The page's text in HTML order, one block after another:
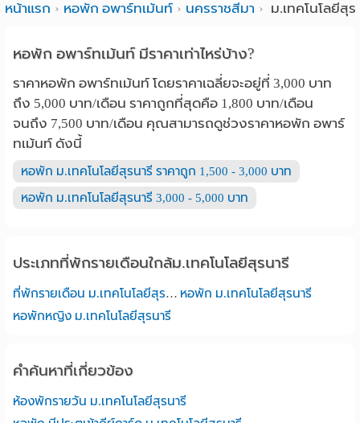
หน้าแรก หอพัก อพาร์ทเม้นท์ นครราชสีมา ม.เทคโนโลยีสุร
หอพัก อพาร์ทเม้นท์ มีราคาเท่าไหร่บ้าง?
ราคาหอพัก อพาร์ทเม้นท์ โดยราคาเฉลี่ยจะอยู่ที่ 3,000 บาท
ถึง 5,000 บาท/เดือน ราคาถูกที่สุดคือ 1,800 บาท/เดือน
จนถึง 7,500 บาท/เดือน คุณสามารถดูช่วงราคาหอพัก อพาร์
ทเม้นท์ ดังนี้
หอพัก ม.เทคโนโลยีสุรนารี ราคาถูก 1,500 - 3,000 บาท
หอพัก ม.เทคโนโลยีสุรนารี 3,000 - 5,000 บาท
ประเภทที่พักรายเดือนใกล้ม.เทคโนโลยีสุรนารี
ที่พักรายเดือน ม.เทคโนโลยีสุรนารี หอพัก ม.เทคโนโลยีสุรนารี
หอพักหญิง ม.เทคโนโลยีสุรนารี
คำค้นหาที่เกี่ยวข้อง
ห้องพักรายวัน ม.เทคโนโลยีสุรนารี